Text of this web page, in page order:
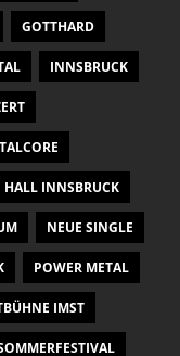
GOTTHARD
INNSBRUCK
HALL INNSBRUCK
NEUE SINGLE
POWER METAL
IMST